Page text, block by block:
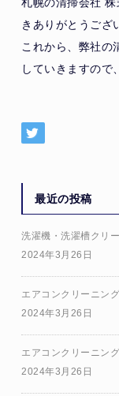
きありがとうござ
これから、弊社の
していきますので
最近の投稿
洗濯機・洗濯槽クリ
2024年3月26日
エアコンクリーニン
2024年3月26日
エアコンクリーニン
2024年3月26日